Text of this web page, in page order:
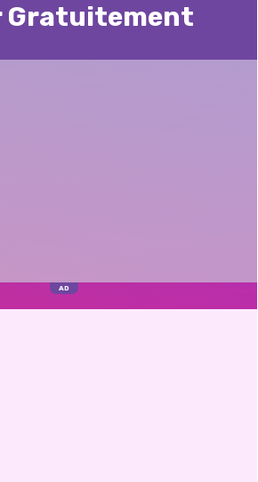
Gratuitement